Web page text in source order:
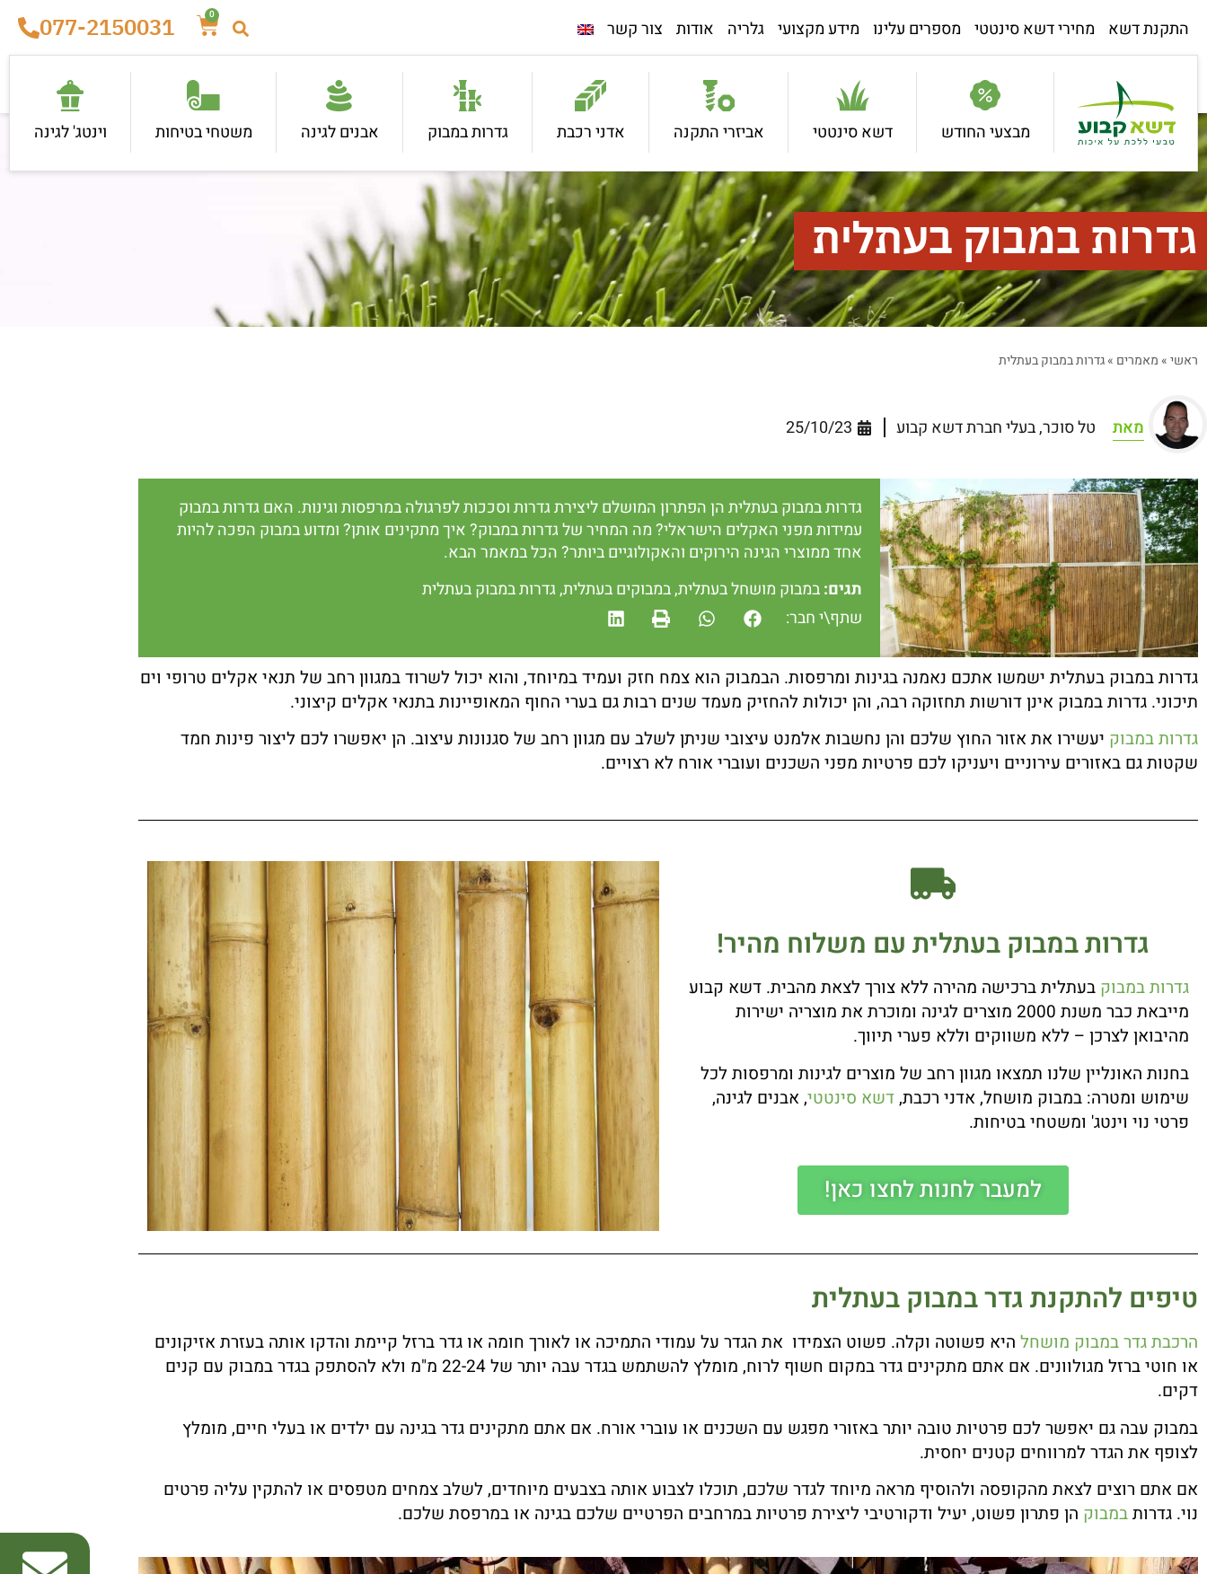
התקנת דשא מחירי דשא סינטטי מספרים עלינו מידע מקצועי גלריה אודות צור קשר
0
077-2150031
מבצעי החודש דשא סינטטי אביזרי התקנה אדני רכבת גדרות במבוק אבנים לגינה משטחי בטיחות וינטג' לגינה
גדרות במבוק בעתלית
ראשי»מאמרים »גדרות במבוק בעתלית
מאת טל סוכר, בעלי חברת דשא קבוע 25/10/23
גדרות במבוק בעתלית הן הפתרון המושלם ליצירת גדרות וסככות לפרגולה במרפסות וגינות. האם גדרות במבוק
עמידות מפני האקלים הישראלי? מה המחיר של גדרות במבוק? איך מתקינים אותן? ומדוע במבוק הפכה להיות
אחד ממוצרי הגינה הירוקים והאקולוגיים ביותר? הכל במאמר הבא.
תגים:במבוק מושחל בעתלית,במבוקים בעתלית,גדרות במבוק בעתלית
שתף\י חבר:
גדרות במבוק בעתלית ישמשו אתכם נאמנה בגינות ומרפסות. הבמבוק הוא צמח חזק ועמיד במיוחד, והוא יכול לשרוד במגוון רחב של תנאי אקלים טרופי וים
תיכוני. גדרות במבוק אינן דורשות תחזוקה רבה, והן יכולות להחזיק מעמד שנים רבות גם בערי החוף המאופיינות בתנאי אקלים קיצוני.
גדרות במבוק יעשירו את אזור החוץ שלכם והן נחשבות אלמנט עיצובי שניתן לשלב עם מגוון רחב של סגנונות עיצוב. הן יאפשרו לכם ליצור פינות חמד
שקטות גם באזורים עירוניים ויעניקו לכם פרטיות מפני השכנים ועוברי אורח לא רצויים.
גדרות במבוק בעתלית עם משלוח מהיר!
גדרות במבוק בעתלית ברכישה מהירה ללא צורך לצאת מהבית. דשא קבוע
מייבאת כבר משנת 2000 מוצרים לגינה ומוכרת את מוצריה ישירות
מהיבואן לצרכן – ללא משווקים וללא פערי תיווך.
בחנות האונליין שלנו תמצאו מגוון רחב של מוצרים לגינות ומרפסות לכל
שימוש ומטרה: במבוק מושחל, אדני רכבת,דשא סינטטי, אבנים לגינה,
פרטי נוי וינטג' ומשטחי בטיחות.
למעבר לחנות לחצו כאן!
טיפים להתקנת גדר במבוק בעתלית
הרכבת גדר במבוק מושחל היא פשוטה וקלה. פשוט הצמידו את הגדר על עמודי התמיכה או לאורך חומה או גדר ברזל קיימת והדקו אותה בעזרת אזיקונים
או חוטי ברזל מגולוונים. אם אתם מתקינים גדר במקום חשוף לרוח, מומלץ להשתמש בגדר עבה יותר של 22-24 מ"מ ולא להסתפק בגדר במבוק עם קנים
דקים.
במבוק עבה גם יאפשר לכם פרטיות טובה יותר באזורי מפגש עם השכנים או עוברי אורח. אם אתם מתקינים גדר בגינה עם ילדים או בעלי חיים, מומלץ
לצופף את הגדר למרווחים קטנים יחסית.
אם אתם רוצים לצאת מהקופסה ולהוסיף מראה מיוחד לגדר שלכם, תוכלו לצבוע אותה בצבעים מיוחדים, לשלב צמחים מטפסים או להתקין עליה פרטים
נוי. גדרותבמבוק הן פתרון פשוט, יעיל ודקורטיבי ליצירת פרטיות במרחבים הפרטיים שלכם בגינה או במרפסת שלכם.